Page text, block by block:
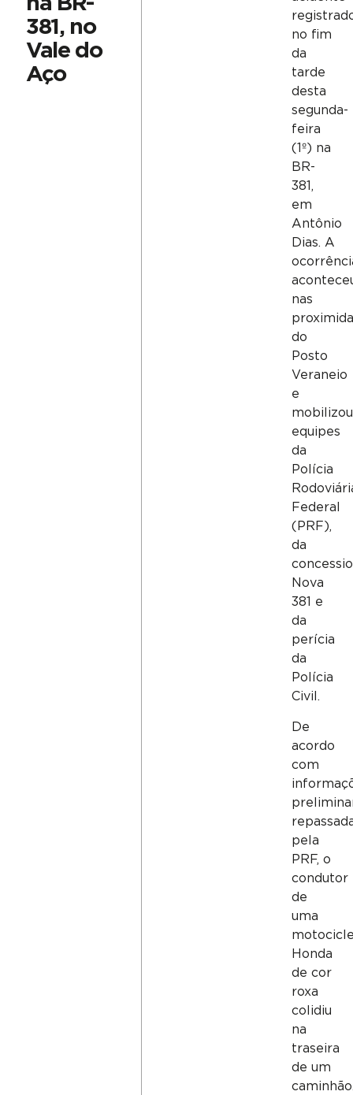
381, no
Vale do
Aço
no fim
da
tarde
desta
segunda-
feira
(1º) na
BR-
381,
em
Antônio
Dias. A
nas
do
Posto
Veraneio
e
mobilizou
equipes
da
Polícia
Federal
(PRF),
da
Nova
381 e
da
perícia
da
Polícia
Civil.
De
acordo
com
pela
PRF, o
condutor
de
uma
Honda
de cor
roxa
colidiu
na
traseira
de um